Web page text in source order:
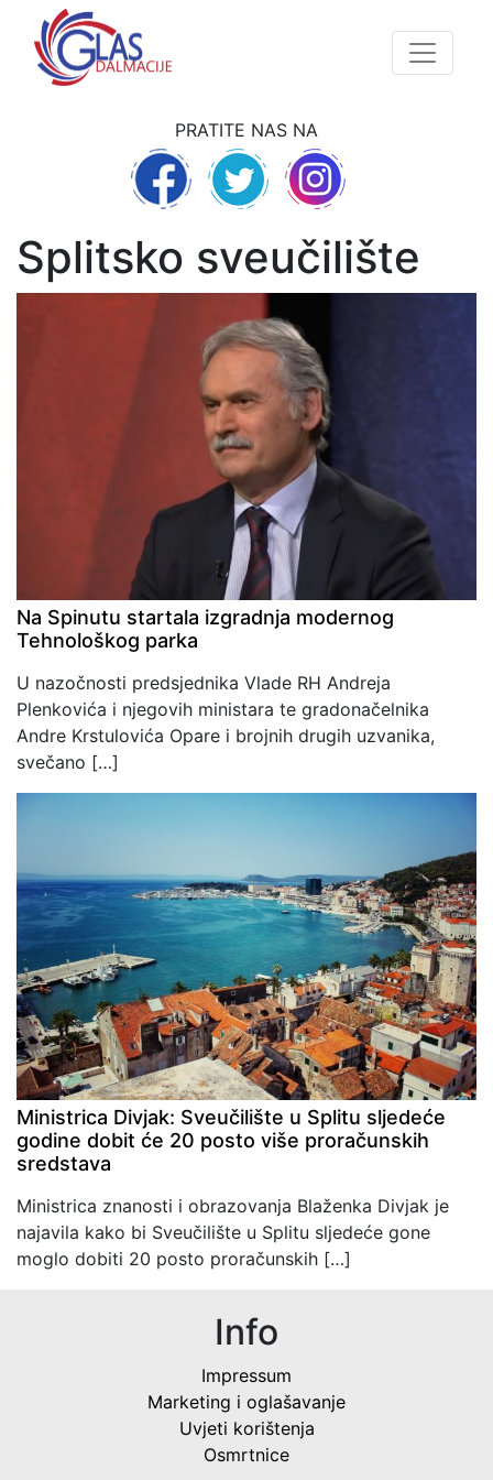
PRATITE NAS NA
Splitsko sveučilište
Na Spinutu startala izgradnja modernog
Tehnološkog parka
U nazočnosti predsjednika Vlade RH Andreja
Plenkovića i njegovih ministara te gradonačelnika
Andre Krstulovića Opare i brojnih drugih uzvanika,
svečano […]
Ministrica Divjak: Sveučilište u Splitu sljedeće
godine dobit će 20 posto više proračunskih
sredstava
Ministrica znanosti i obrazovanja Blaženka Divjak je
najavila kako bi Sveučilište u Splitu sljedeće gone
moglo dobiti 20 posto proračunskih […]
Info
Impressum
Marketing i oglašavanje
Uvjeti korištenja
Osmrtnice